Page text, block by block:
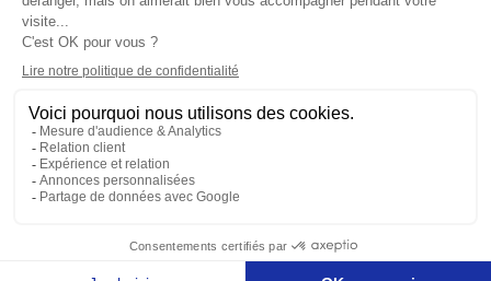
Réclamation et médiation
Conditions générales d'utilisation
Politique de gestion des cookies